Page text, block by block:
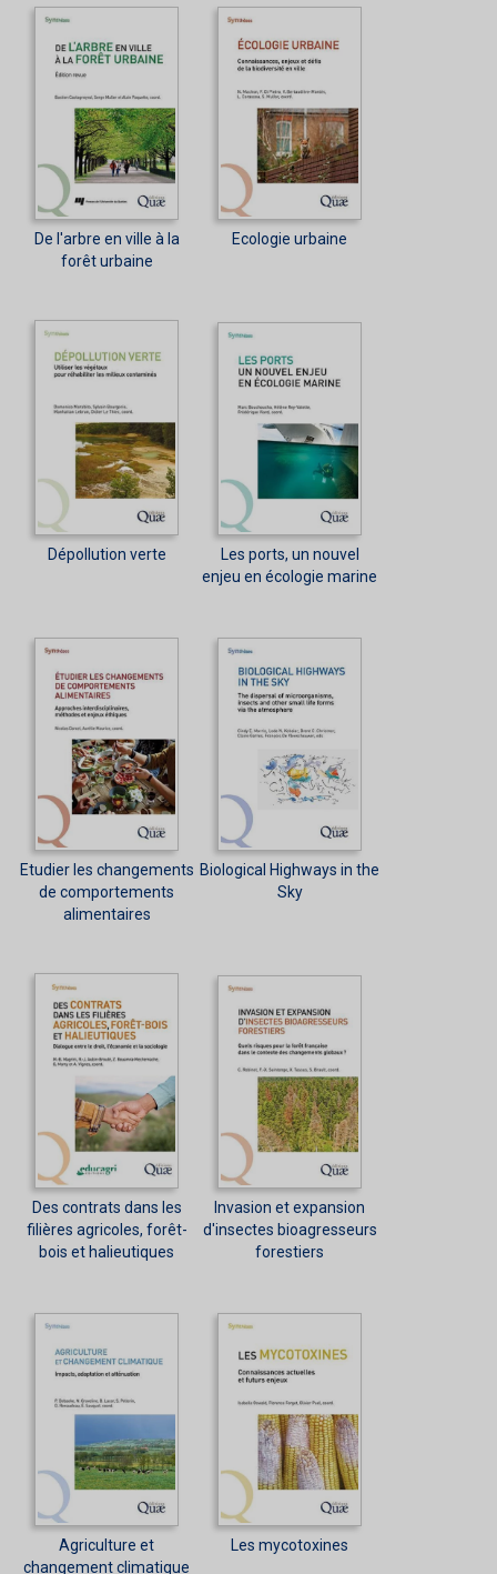
De l'arbre en ville à la
forêt urbaine
Ecologie urbaine
Dépollution verte
Les ports, un nouvel
enjeu en écologie marine
Etudier les changements
de comportements
alimentaires
Biological Highways in the
Sky
Des contrats dans les
filières agricoles, forêt-
bois et halieutiques
Invasion et expansion
d'insectes bioagresseurs
forestiers
Agriculture et
changement climatique
Les mycotoxines